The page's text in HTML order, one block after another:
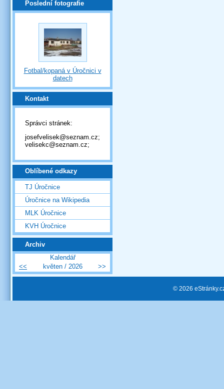
Poslední fotografie
Fotbal/kopaná v Úročnici v
datech
Kontakt
Správci stránek:
josefvelisek@seznam.cz;
velisekc@seznam.cz;
Oblíbené odkazy
TJ Úročnice
Úročnice na Wikipedia
MLK Úročnice
KVH Úročnice
Archiv
Kalendář
<<
květen / 2026 >>
© 2026